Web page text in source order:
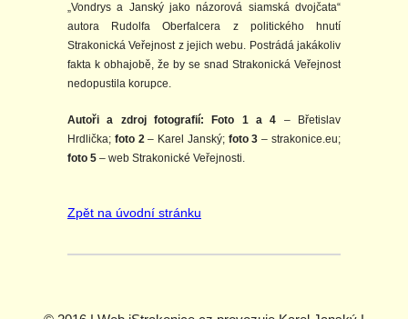
„Vondrys a Janský jako názorová siamská dvojčata“
autora Rudolfa Oberfalcera z politického hnutí
Strakonická Veřejnost z jejich webu. Postrádá jakákoliv
fakta k obhajobě, že by se snad Strakonická Veřejnost
nedopustila korupce.
Autoři a zdroj fotografií: Foto 1 a 4 – Břetislav
Hrdlička; foto 2– Karel Janský; foto 3 – strakonice.eu;
foto 5 – web Strakonické Veřejnosti.
Zpět na úvodní stránku